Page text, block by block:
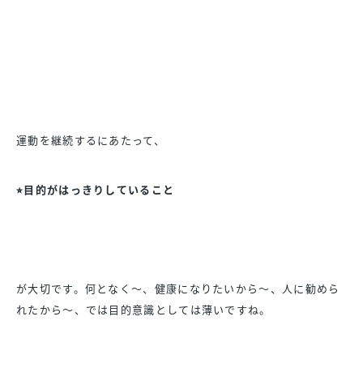
運動を継続するにあたって、
⭐︎目的がはっきりしていること
が大切です。何となく〜、健康になりたいから〜、
人に勧めら
れたから〜、では目的意識としては薄いですね。